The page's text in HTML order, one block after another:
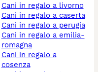
cani in regalo a livorno
cani in regalo a caserta
cani in regalo a perugia
cani in regalo a emilia-
romagna
cani in regalo a
cosenza